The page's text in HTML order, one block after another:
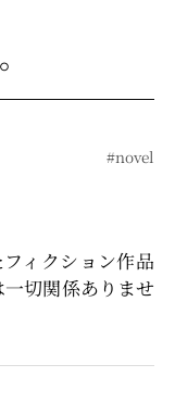
。
#novel
ィクション作品
切関係ありませ